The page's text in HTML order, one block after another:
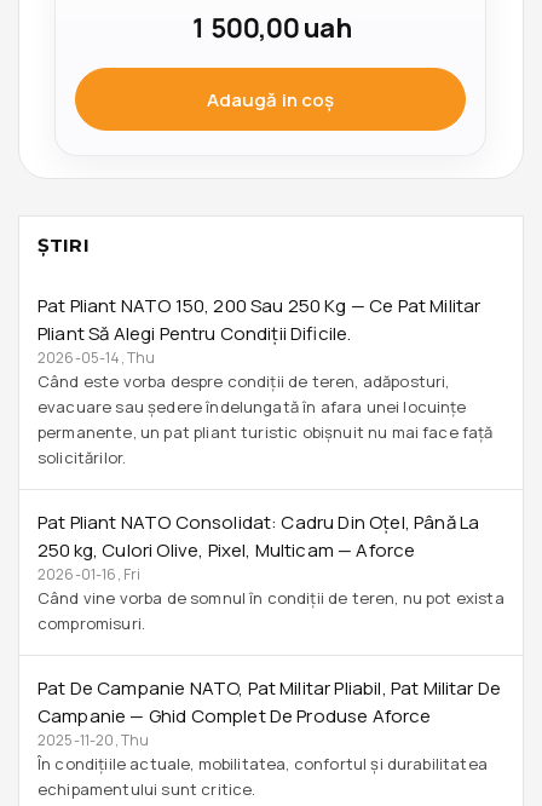
1 500,00uah
Adaugă in coş
ŞTIRI
Pat Pliant NATO 150, 200 Sau 250 Kg — Ce Pat Militar
Pliant Să Alegi Pentru Condiții Dificile.
2026-05-14, Thu
Când este vorba despre condiții de teren, adăposturi,
evacuare sau ședere îndelungată în afara unei locuințe
permanente, un pat pliant turistic obișnuit nu mai face față
solicitărilor.
Pat Pliant NATO Consolidat: Cadru Din Oțel, Până La
250 Kg, Culori Olive, Pixel, Multicam — Aforce
2026-01-16, Fri
Când vine vorba de somnul în condiții de teren, nu pot exista
compromisuri.
Pat De Campanie NATO, Pat Militar Pliabil, Pat Militar De
Campanie — Ghid Complet De Produse Aforce
2025-11-20, Thu
În condițiile actuale, mobilitatea, confortul și durabilitatea
echipamentului sunt critice.